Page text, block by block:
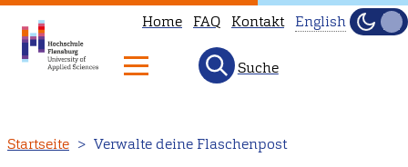
zum
Home FAQ Kontakt English
Hell
Suche
Startseite Verwalte deine Flaschenpost